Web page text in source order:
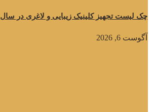
چک لیست تجهیز کلینیک زیبایی و لاغری در سال 1405
آگوست 6, 2026